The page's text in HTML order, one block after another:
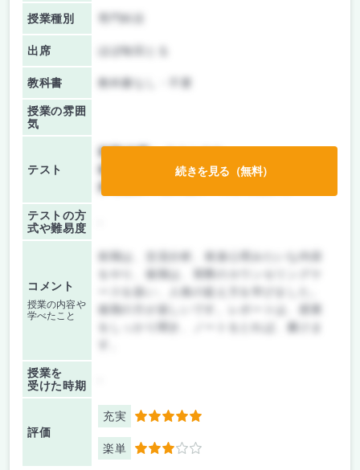
授業種別
出席 ほぼ毎回とる
教科書 教科書なし・不要
授業の雰囲
気
テスト
前期/中間：
後期/期末：
レポートのみ
テストの方
式や難易度
コメント
授業の内容や
学べたこと
ースを扱い、人格の捉え方を学びました。
後期の方が楽しいです。レポートは、授業
をしっかり聞き、ノートをとれば、書けま
授業を
受けた時期
評価
充実 5
楽単 3
続きを見る（無料）